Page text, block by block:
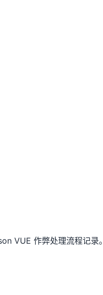
VUE 作弊处理流程记录。